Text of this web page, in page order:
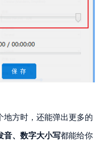
方时，还能弹出更多的
音、数字大小写都能给你